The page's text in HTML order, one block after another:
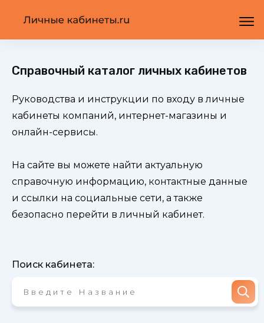
Справочный каталог личных кабинетов
Руководства и инструкции по входу в личные
кабинеты компаний, интернет-магазины и
онлайн-сервисы.
На сайте вы можете найти актуальную
справочную информацию, контактные данные
и ссылки на социальные сети, а также
безопасно перейти в личный кабинет.
Поиск кабинета: